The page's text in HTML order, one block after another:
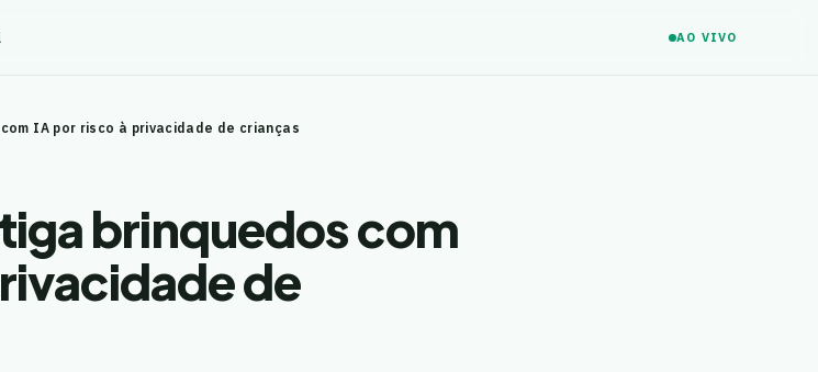
AO VIVO
IA por risco à privacidade de crianças
brinquedos com
de